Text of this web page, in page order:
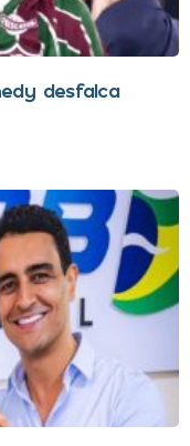
desfalca